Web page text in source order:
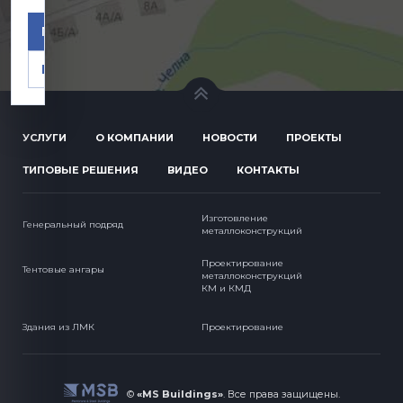
Принять
Настроить
УСЛУГИ О КОМПАНИИ НОВОСТИ ПРОЕКТЫ
ТИПОВЫЕ РЕШЕНИЯ ВИДЕО КОНТАКТЫ
Генеральный подряд
Изготовление
металлоконструкций
Тентовые ангары
Проектирование
металлоконструкций
КМ и КМД
Здания из ЛМК Проектирование
© «MS Buildings».Все права защищены.